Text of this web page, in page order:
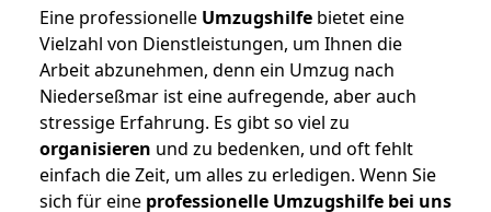
Eine professionelle Umzugshilfe bietet eine
Vielzahl von Dienstleistungen, um Ihnen die
Arbeit abzunehmen, denn ein Umzug nach
Niederseßmar ist eine aufregende, aber auch
stressige Erfahrung. Es gibt so viel zu
organisieren und zu bedenken, und oft fehlt
einfach die Zeit, um alles zu erledigen. Wenn Sie
sich für eine professionelle Umzugshilfe bei uns